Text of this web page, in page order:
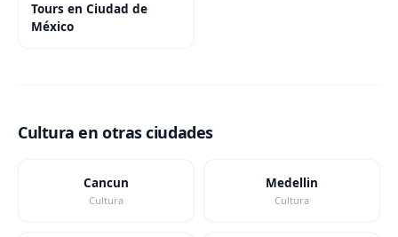
Tours en Ciudad de
México
Cultura en otras ciudades
Cancun
Cultura
Medellin
Cultura